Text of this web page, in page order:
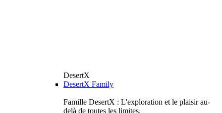
DesertX
DesertX Family
Famille DesertX : L'exploration et le plaisir au-
delà de toutes les limites.